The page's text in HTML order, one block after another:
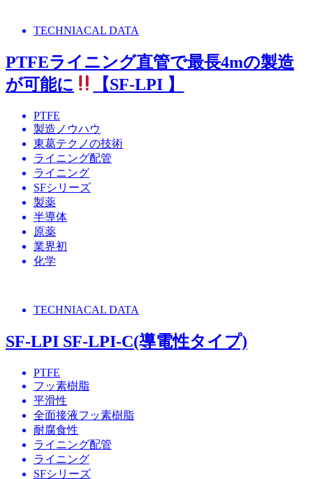
TECHNIACAL DATA
PTFEライニング直管で最長4mの製造
が可能に
【SF-LPI 】
PTFE
製造ノウハウ
東葛テクノの技術
ライニング配管
ライニング
SFシリーズ
製薬
半導体
原薬
業界初
化学
TECHNIACAL DATA
SF-LPI SF-LPI-C(導電性タイプ)
PTFE
フッ素樹脂
平滑性
全面接液フッ素樹脂
耐腐食性
ライニング配管
ライニング
SFシリーズ